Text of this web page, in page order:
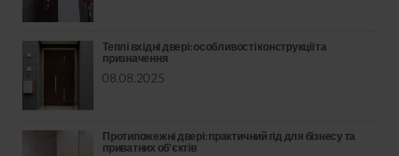
Теплі вхідні двері: особливості конструкції та
призначення
08.08.2025
Протипожежні двері: практичний гід для бізнесу та
приватних об’єктів